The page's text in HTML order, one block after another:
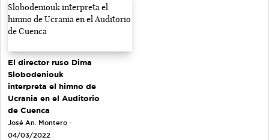
El director ruso Dima
Slobodeniouk
interpreta el himno de
Ucrania en el Auditorio
de Cuenca
José An. Montero -
04/03/2022